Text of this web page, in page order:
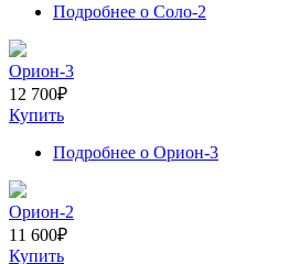
Подробнее о Соло-2
Орион-3
12 700₽
Купить
Подробнее о Орион-3
Орион-2
11 600₽
Купить